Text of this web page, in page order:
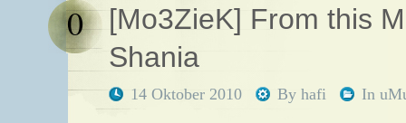
[Mo3ZieK] From this
Shania
14 Oktober 2010 By hafi
0
In